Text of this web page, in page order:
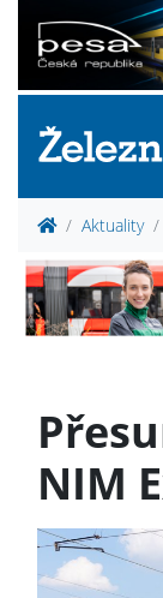
Aktuality
NIM